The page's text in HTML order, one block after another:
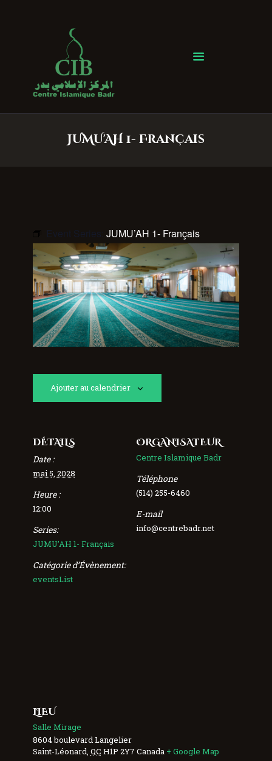
JUMU'AH 1- Français
Centre Islamique Badr
Accueil
À propos
Services
Event Series: JUMU’AH 1- Français
Ajouter au calendrier
DÉTAILS
Date :
mai 5, 2028
Heure :
12:00
Series:
JUMU’AH 1- Français
Catégorie d’Évènement:
eventsList
ORGANISATEUR
Centre Islamique Badr
Téléphone
(514) 255-6460
E-mail
info@centrebadr.net
LIEU
Salle Mirage
8604 boulevard Langelier
Saint-Léonard QC H1P 2Y7 Canada + Google Map